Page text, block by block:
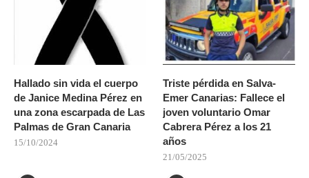
Hallado sin vida el cuerpo
de Janice Medina Pérez en
una zona escarpada de Las
Palmas de Gran Canaria
15/10/2024
Triste pérdida en Salva-
Emer Canarias: Fallece el
joven voluntario Omar
Cabrera Pérez a los 21
años
21/05/2025